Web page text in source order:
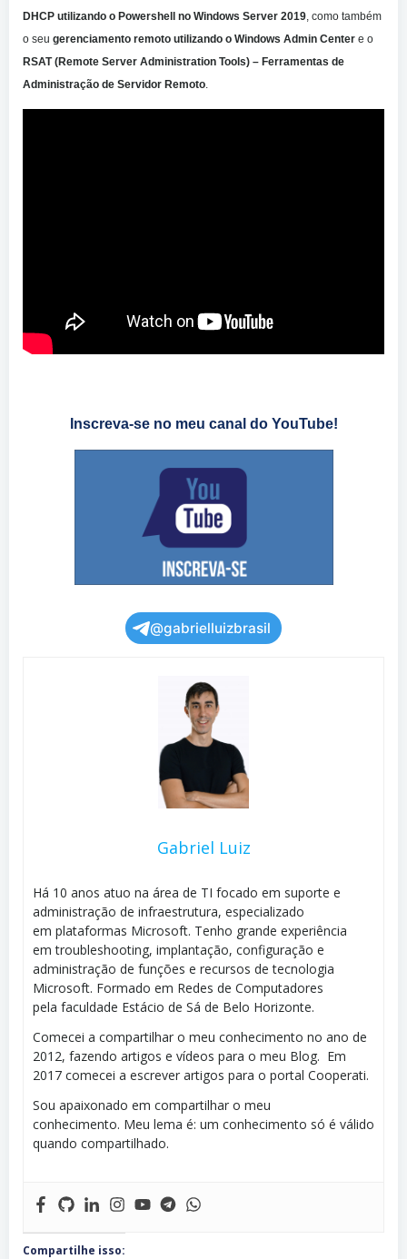
DHCP utilizando o Powershell no Windows Server 2019, como também
o seu gerenciamento remoto utilizando o Windows Admin Center e o
RSAT (Remote Server Administration Tools) – Ferramentas de
Administração de Servidor Remoto.
Inscreva-se no meu canal do YouTube!
@gabrielluizbrasil
Gabriel Luiz
Há 10 anos atuo na área de TI focado em suporte e
administração de infraestrutura, especializado
em plataformas Microsoft. Tenho grande experiência
em troubleshooting, implantação, configuração e
administração de funções e recursos de tecnologia
Microsoft. Formado em Redes de Computadores
pela faculdade Estácio de Sá de Belo Horizonte.
Comecei a compartilhar o meu conhecimento no ano de
2012, fazendo artigos e vídeos para o meu Blog. Em
2017 comecei a escrever artigos para o portal Cooperati.
Sou apaixonado em compartilhar o meu
conhecimento. Meu lema é: um conhecimento só é válido
quando compartilhado.
Compartilhe isso: